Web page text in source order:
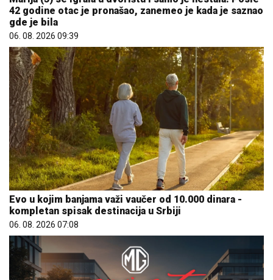
42 godine otac je pronašao, zanemeo je kada je saznao
gde je bila
06. 08. 2026 09:39
Evo u kojim banjama važi vaučer od 10.000 dinara -
kompletan spisak destinacija u Srbiji
06. 08. 2026 07:08